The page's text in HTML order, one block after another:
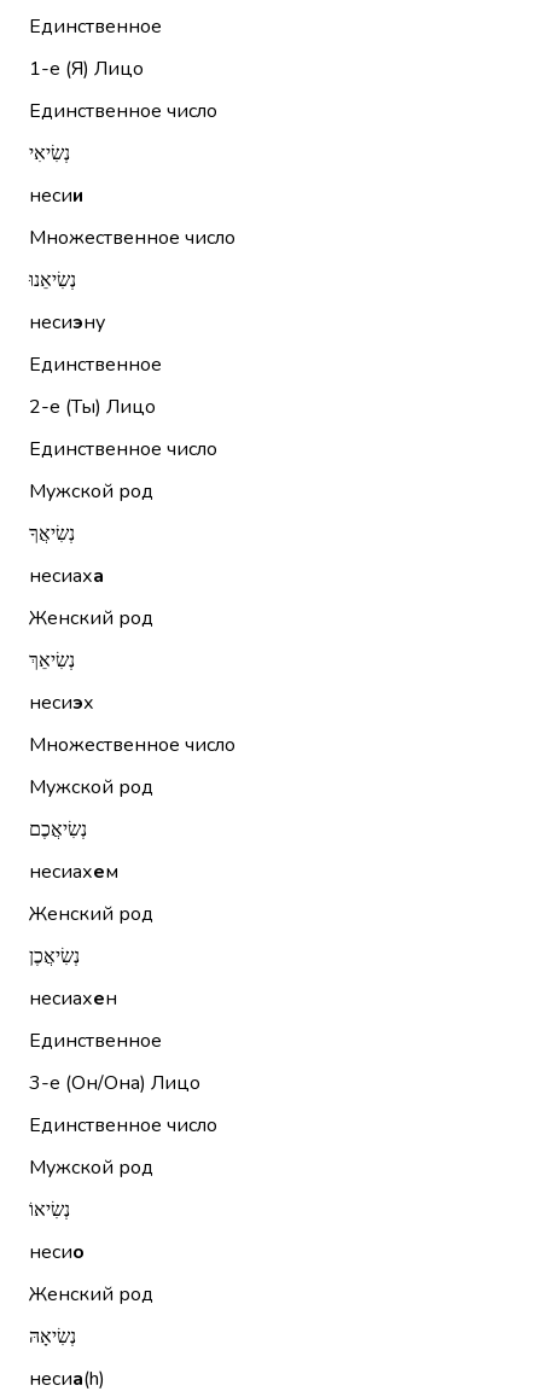
Единственное
1-е (Я) Лицо
Единственное число
נְשִׂיאִי
несии
Множественное число
נְשִׂיאֵנוּ
несиэну
Единственное
2-е (Ты) Лицо
Единственное число
Мужской род
נְשִׂיאֲךָ
несиаха
Женский род
נְשִׂיאֵךְ
несиэх
Множественное число
Мужской род
נְשִׂיאֲכֶם
несиахем
Женский род
נְשִׂיאֲכֶן
несиахен
Единственное
3-е (Он/Она) Лицо
Единственное число
Мужской род
נְשִׂיאוֹ
несио
Женский род
נְשִׂיאָהּ
несиа(h)